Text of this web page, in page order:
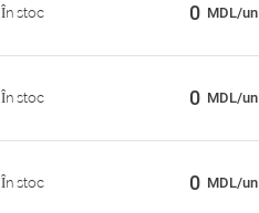
În stoc 0 MDL/un
În stoc 0 MDL/un
În stoc 0 MDL/un